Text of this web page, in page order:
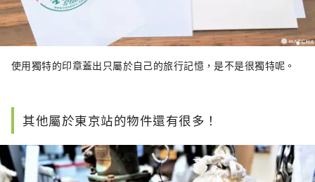
使用獨特的印章蓋出只屬於自己的旅行記憶，是不是很獨特呢。
其他屬於東京站的物件還有很多！